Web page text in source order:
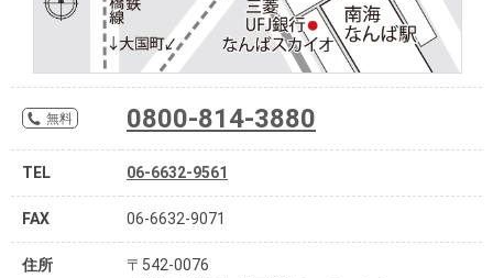
住まいと
暮らしの
税金の本
（電子ブ
ック）
購入ガイ
ド
ック）
無料 0800-814-3880
TEL 06-6632-9561
FAX 06-6632-9071
住所
〒542-0076